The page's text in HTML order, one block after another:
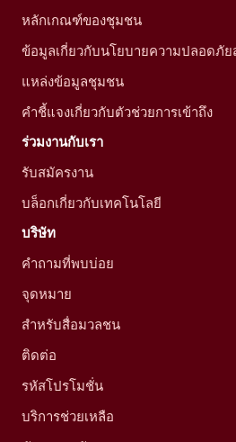
หลักเกณฑ์ของชุมชน
ข้อมูลเกี่ยวกับนโยบายความปลอดภัย
แหล่งข้อมูลชุมชน
คำชี้แจงเกี่ยวกับตัวช่วยการเข้าถึง
ร่วมงานกับเรา
รับสมัครงาน
บล็อกเกี่ยวกับเทคโนโลยี
บริษัท
คำถามที่พบบ่อย
จุดหมาย
สำหรับสื่อมวลชน
ติดต่อ
รหัสโปรโมชั่น
บริการช่วยเหลือ